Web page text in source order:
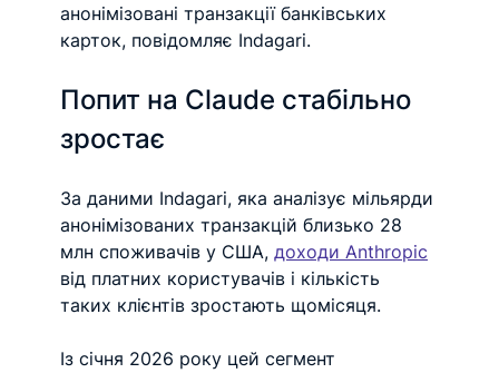
анонімізовані транзакції банківських
карток, повідомляє Indagari.
Попит на Claude стабільно
зростає
За даними Indagari, яка аналізує мільярди
анонімізованих транзакцій близько 28
млн споживачів у США, доходи Anthropic
від платних користувачів і кількість
таких клієнтів зростають щомісяця.
Із січня 2026 року цей сегмент